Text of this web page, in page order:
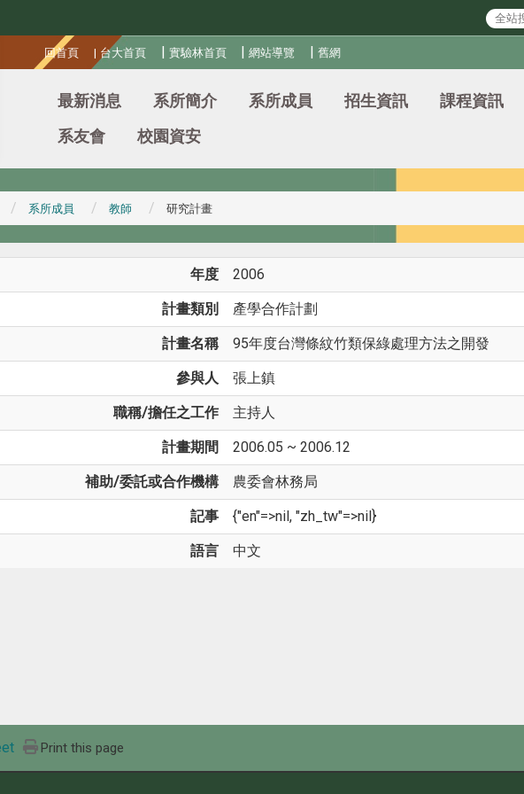
回首頁 | 台大首頁 | 實驗林首頁 |網站導覽 |舊網
最新消息 系所簡介 系所成員 招生資訊 課程資訊
系友會
校園資安
系所成員 教師 研究計畫
年度 2006
計畫類別 產學合作計劃
計畫名稱 95年度台灣條紋竹類保綠處理方法之開發
參與人 張上鎮
職稱/擔任之工作 主持人
計畫期間 2006.05 ~ 2006.12
補助/委託或合作機構 農委會林務局
記事 {"en"=>nil, "zh_tw"=>nil}
語言 中文
Print this page